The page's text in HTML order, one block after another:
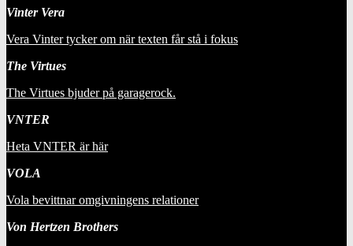
Vinter Vera
Vera Vinter tycker om när texten får stå i fokus
The Virtues
The Virtues bjuder på garagerock.
VNTER
Heta VNTER är här
VOLA
Vola bevittnar omgivningens relationer
Von Hertzen Brothers